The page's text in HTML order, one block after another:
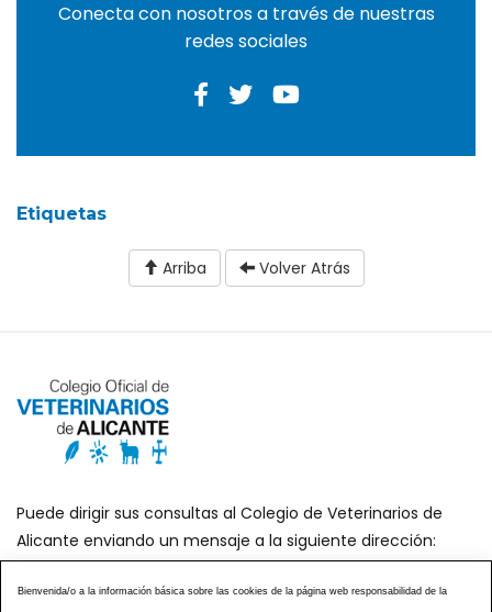
Conecta con nosotros a través de nuestras
redes sociales
Etiquetas
Arriba Volver Atrás
Puede dirigir sus consultas al Colegio de Veterinarios de
Alicante enviando un mensaje a la siguiente dirección:
secretaria@icoval.org
Bienvenida/o a la información básica sobre las cookies de la página web responsabilidad de la